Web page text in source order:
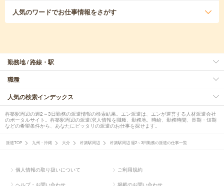
人気のワードでお仕事情報をさがす
勤務地 / 路線・駅
職種
人気の検索インデックス
杵築駅周辺の週2～3日勤務の派遣情報の検索結果。エン派遣は、エンが運営する人材派遣会社
のポータルサイト。杵築駅周辺の派遣/求人情報を職種、勤務地、時給、勤務時間、長期・短期
などの希望条件から、あなたにピッタリの派遣のお仕事を探せます。
派遣TOP 九州・沖縄 大分 杵築駅周辺 杵築駅周辺 週2～3日勤務の派遣の仕事一覧
個人情報の取り扱いについて ご利用規約
ヘルプ・お問い合わせ 掲載のお問い合わせ